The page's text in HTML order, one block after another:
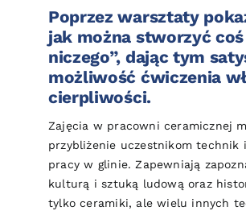
Poprzez warsztaty
jak można stworzyć coś
niczego”, dając tym
możliwość ćwiczenia
cierpliwości.
Zajęcia w pracowni ceramicznej
przybliżenie uczestnikom technik
pracy w glinie. Zapewniają
kulturą i sztuką ludową oraz
tylko ceramiki, ale wielu innych